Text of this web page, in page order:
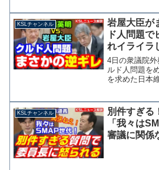
KSLチャンネル
岩屋大臣が
ド人問題
れイライラ
橋英明議員
ル】
4日の衆議院
ルド人問題を
を求めた日本
する陰謀論的
ませんが、ち
KSLチャンネル
別件すぎる
「我々は
審議に関係